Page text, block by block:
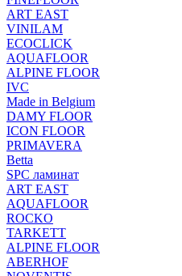
ART EAST
VINILAM
ECOCLICK
AQUAFLOOR
ALPINE FLOOR
IVC
Made in Belgium
DAMY FLOOR
ICON FLOOR
PRIMAVERA
Betta
SPC ламинат
ART EAST
AQUAFLOOR
ROCKO
TARKETT
ALPINE FLOOR
ABERHOF